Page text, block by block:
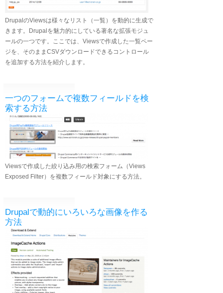
DrupalのViewsは様々なリスト（一覧）を動的に生成で
きます。Drupalを魅力的にしている著名な拡張モジュ
ールの一つです。ここでは、Viewsで作成した一覧ペー
ジを、そのままCSVダウンロードできるコントロール
を追加する方法を紹介します。
一つのフォームで複数フィールドを検
索する方法
Viewsで作成した絞り込み用の検索フォーム（Views
Exposed Filter）を複数フィールド対象にする方法。
Drupalで動的にいろいろな画像を作る
方法